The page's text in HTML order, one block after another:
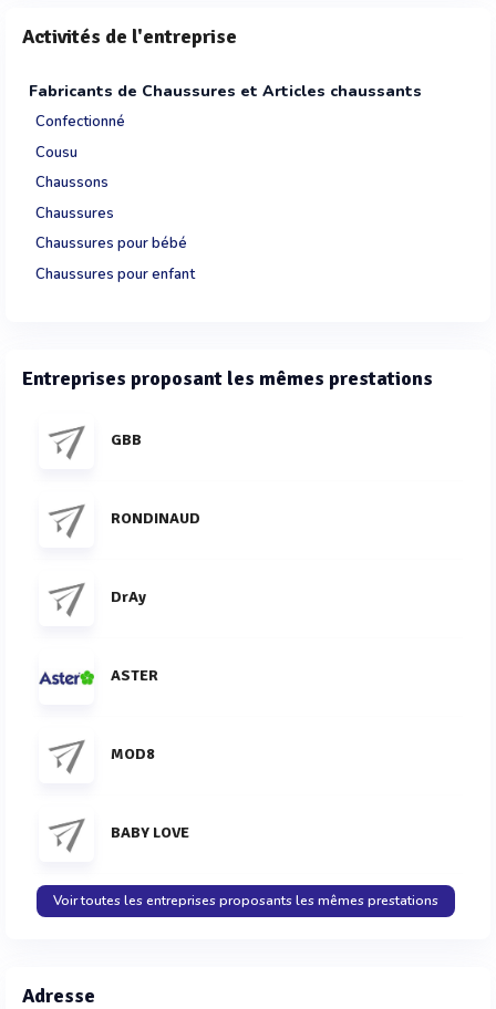
Activités de l'entreprise
Fabricants de Chaussures et Articles chaussants
Confectionné
Cousu
Chaussons
Chaussures
Chaussures pour bébé
Chaussures pour enfant
Entreprises proposant les mêmes prestations
GBB
RONDINAUD
DrAy
ASTER
MOD8
BABY LOVE
Voir toutes les entreprises proposants les mêmes prestations
Adresse